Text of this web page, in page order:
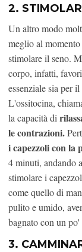
2.
Un altro modo
meglio al
stimolare il seno.
corpo, infatti,
essenziale sia per
L'ossitocina,
la capacità di
le contrazioni.
i capezzoli con la
4 minuti, andando
stimolare i
come quello di
pulito e umido,
bagnato con un
3.